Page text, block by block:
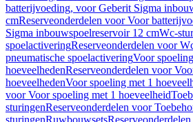
batterijvoeding, voor Geberit Sigma
cmReserveonderdelen voor Voor
Sigma inbouwspoelreservoir 12 cmWc-
spoelactiveringReserveonderdelen voor
pneumatische spoelactiveringVoor
hoeveelhedenReserveonderdelen voor
hoeveelhedenVoor spoeling met 1
voor Voor spoeling met 1 hoeveelheid
sturingenReserveonderdelen voor
sturingenRuwbouwsets